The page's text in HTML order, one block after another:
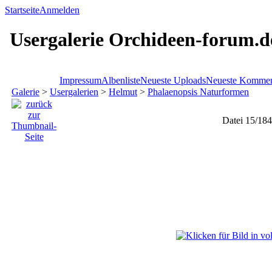
StartseiteAnmelden
Usergalerie Orchideen-
ImpressumAlbenlisteNeueste UploadsNeueste
Galerie > Usergalerien > Helmut > Phalaenopsis Naturformen
Datei 15/184